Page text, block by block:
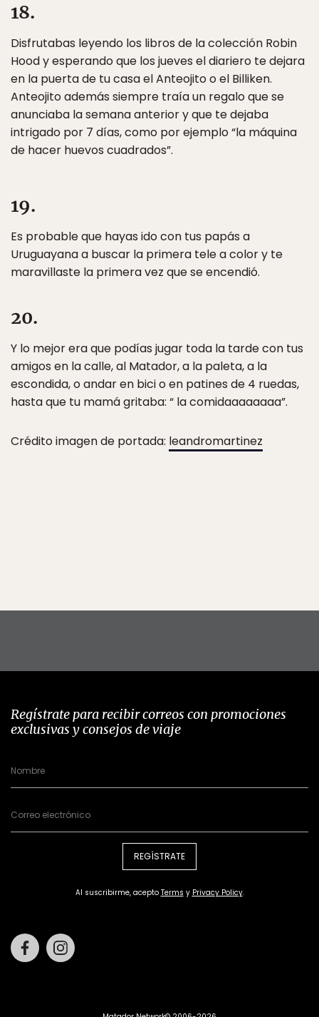
18.
Disfrutabas leyendo los libros de la colección Robin
Hood y esperando que los jueves el diariero te dejara
en la puerta de tu casa el Anteojito o el Billiken.
Anteojito además siempre traía un regalo que se
anunciaba la semana anterior y que te dejaba
intrigado por 7 días, como por ejemplo “la máquina
de hacer huevos cuadrados”.
19.
Es probable que hayas ido con tus papás a
Uruguayana a buscar la primera tele a color y te
maravillaste la primera vez que se encendió.
20.
Y lo mejor era que podías jugar toda la tarde con tus
amigos en la calle, al Matador, a la paleta, a la
escondida, o andar en bici o en patines de 4 ruedas,
hasta que tu mamá gritaba: “ la comidaaaaaaaa”.
Crédito imagen de portada: leandromartinez
Regístrate para recibir correos con promociones
exclusivas y consejos de viaje
REGÍSTRATE
Al suscribirme, acepto Terms y Privacy Policy.
Facebook